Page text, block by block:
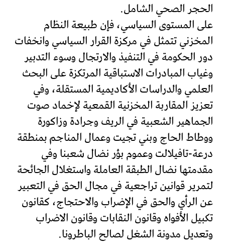
الحجر الصحي الشامل.
على المستوى السياسي، فإن طبيعة النظام
المخزني تتمثل في مركزة القرار السياسي وانخفات
دور الحكومة في التنفيذ والارتجال وسوء التدبير
وغياب المبادرات الاستباقية المرتكزة على البحث
العلمي والدراسات الأكاديمية المستقلة، وفي
تعزيز المقاربة المخزنية القمعية لإخماد صوت
الجماهير الشعبية في الريف وجرادة وزاكورة
ووطاط الحاج وبني تجيت وعمال المناجم بمنطقة
درعة-تافيلالت وعموم بؤر نضال شعبنا وفي
مقدمتها نضال الطبقة العاملة واستغلال الجائحة
لتمرير قوانين تراجعية في مجال الحق في التعبير
عن الرأي والحق في الإضراب والاحتجاج، كقانون
تكبيل الأفواه وقانون النقابات وقانون الاضراب
وتعديل مدونة الشغل لصالح الباطرونا.